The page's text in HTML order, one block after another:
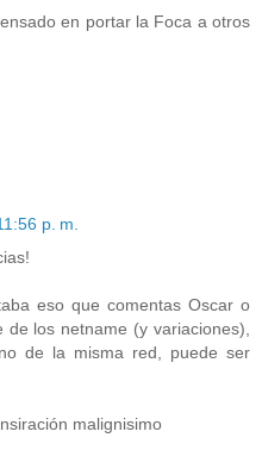
en portar la Foca a otros
p. m.
eso que comentas Oscar o
los netname (y variaciones),
de la misma red, puede ser
malignisimo